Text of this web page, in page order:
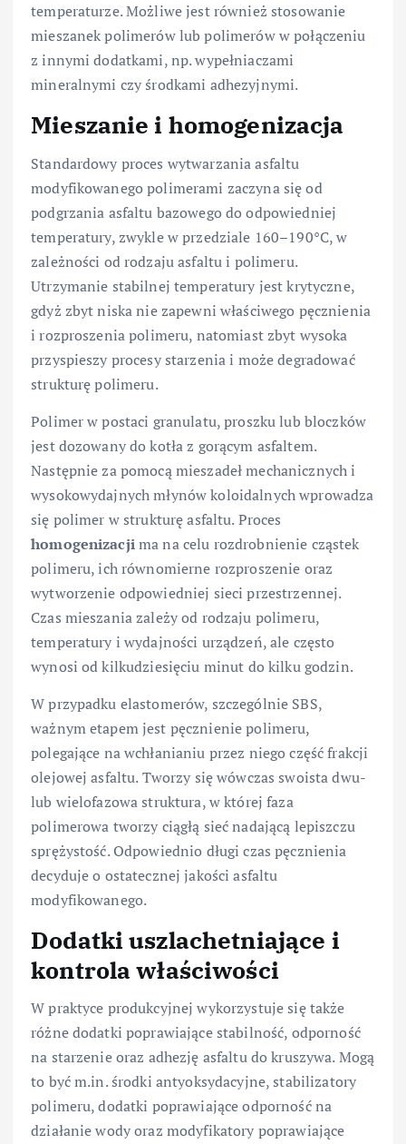
temperaturze. Możliwe jest również stosowanie
mieszanek polimerów lub polimerów w połączeniu
z innymi dodatkami, np. wypełniaczami
mineralnymi czy środkami adhezyjnymi.
Mieszanie i homogenizacja
Standardowy proces wytwarzania asfaltu
modyfikowanego polimerami zaczyna się od
podgrzania asfaltu bazowego do odpowiedniej
temperatury, zwykle w przedziale 160–190°C, w
zależności od rodzaju asfaltu i polimeru.
Utrzymanie stabilnej temperatury jest krytyczne,
gdyż zbyt niska nie zapewni właściwego pęcznienia
i rozproszenia polimeru, natomiast zbyt wysoka
przyspieszy procesy starzenia i może degradować
strukturę polimeru.
Polimer w postaci granulatu, proszku lub bloczków
jest dozowany do kotła z gorącym asfaltem.
Następnie za pomocą mieszadeł mechanicznych i
wysokowydajnych młynów koloidalnych wprowadza
się polimer w strukturę asfaltu. Proces
homogenizacjima na celu rozdrobnienie cząstek
polimeru, ich równomierne rozproszenie oraz
wytworzenie odpowiedniej sieci przestrzennej.
Czas mieszania zależy od rodzaju polimeru,
temperatury i wydajności urządzeń, ale często
wynosi od kilkudziesięciu minut do kilku godzin.
W przypadku elastomerów, szczególnie SBS,
ważnym etapem jest pęcznienie polimeru,
polegające na wchłanianiu przez niego część frakcji
olejowej asfaltu. Tworzy się wówczas swoista dwu-
lub wielofazowa struktura, w której faza
polimerowa tworzy ciągłą sieć nadającą lepiszczu
sprężystość. Odpowiednio długi czas pęcznienia
decyduje o ostatecznej jakości asfaltu
modyfikowanego.
Dodatki uszlachetniające i
kontrola właściwości
W praktyce produkcyjnej wykorzystuje się także
różne dodatki poprawiające stabilność, odporność
na starzenie oraz adhezję asfaltu do kruszywa. Mogą
to być m.in. środki antyoksydacyjne, stabilizatory
polimeru, dodatki poprawiające odporność na
działanie wody oraz modyfikatory poprawiające